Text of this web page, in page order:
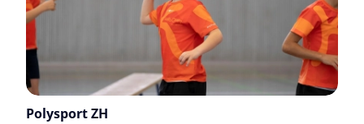
Polysport ZH